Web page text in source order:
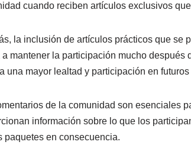
cuando reciben artículos exclusivos
la inclusión de artículos prácticos que se
a mantener la participación mucho
a una mayor lealtad y participación en
de la comunidad son esenciales
información sobre lo que los
paquetes en consecuencia.